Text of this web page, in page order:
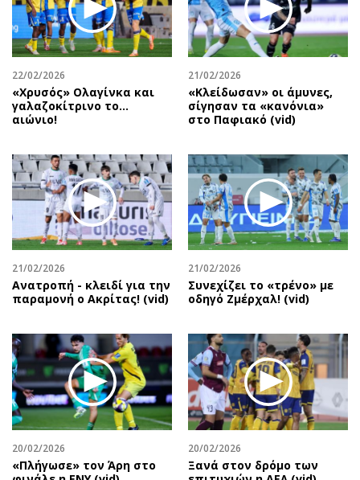
22/02/2026
«Χρυσός» Ολαγίνκα και
γαλαζοκίτρινο το…
αιώνιο!
21/02/2026
«Κλείδωσαν» οι άμυνες,
σίγησαν τα «κανόνια»
στο Παφιακό (vid)
21/02/2026
Ανατροπή - κλειδί για την
παραμονή ο Ακρίτας! (vid)
21/02/2026
Συνεχίζει το «τρένο» με
οδηγό Ζμέρχαλ! (vid)
20/02/2026
«Πλήγωσε» τον Άρη στο
20/02/2026
Ξανά στον δρόμο των